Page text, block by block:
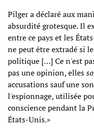
Pilger a déclaré aux
absurdité grotesque. Il
entre ce pays et les
ne peut être extradé si
politique […] Ce n'est
pas une opinion, elles
accusations sauf une
l'espionnage, utilisée
conscience pendant la
États-Unis.»